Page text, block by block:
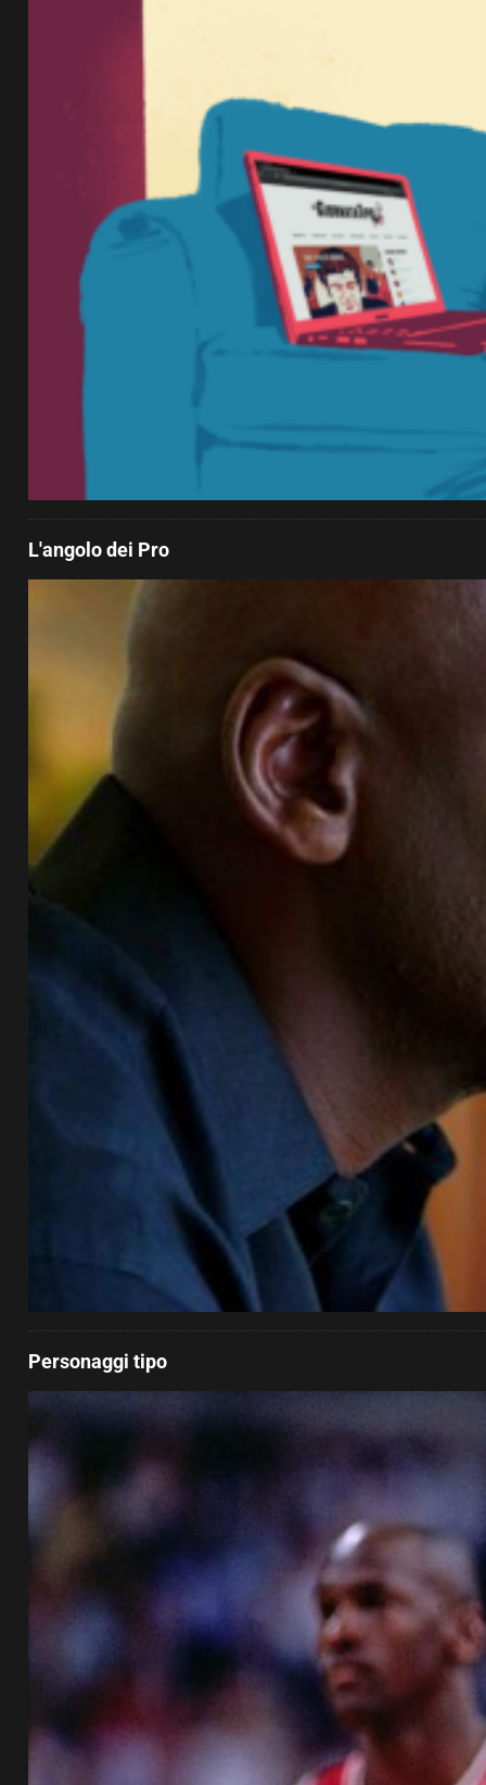
L'angolo dei Pro
Personaggi tipo